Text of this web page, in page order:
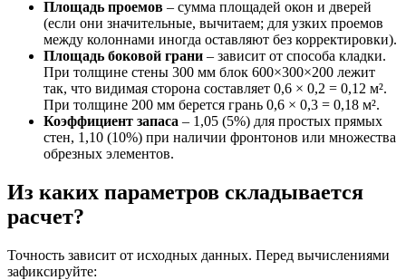
Площадь проемов – сумма площадей окон и дверей
(если они значительные, вычитаем; для узких проемов
между колоннами иногда оставляют без корректировки).
Площадь боковой грани – зависит от способа кладки.
При толщине стены 300 мм блок 600×300×200 лежит
так, что видимая сторона составляет 0,6 × 0,2 = 0,12 м².
При толщине 200 мм берется грань 0,6 × 0,3 = 0,18 м².
Коэффициент запаса – 1,05 (5%) для простых прямых
стен, 1,10 (10%) при наличии фронтонов или множества
обрезных элементов.
Из каких параметров складывается
расчет?
Точность зависит от исходных данных. Перед вычислениями
зафиксируйте: